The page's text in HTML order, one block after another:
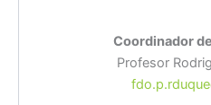
Coordinador
Profesor